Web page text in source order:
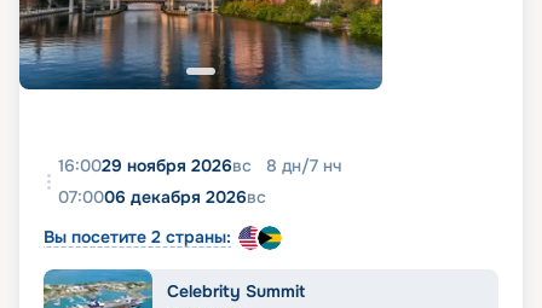
16:0029 ноября 2026вс 8 дн/7 нч
07:0006 декабря 2026вс
Вы посетите 2 страны:
Celebrity Summit